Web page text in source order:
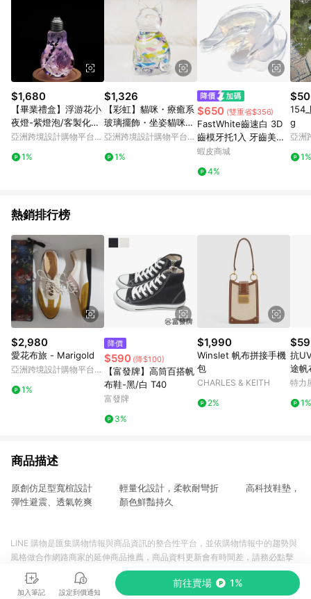
價券等虛擬貨幣折抵 4. 大宗採購或批發轉賣不具回饋資格： 如
有相關事證認定您為大宗採購、批發轉賣而非最終消費使用者，
相關認定以Yahoo購物中心之認定為準
$1,680
【畢業禮盒】浮游花小
夜燈-紫燈泡/客製化禮
盒/純手工台灣製
亞洲跨境設計購物平台
1%
$1,326
【彩虹】貓咪・療癒系
玻璃擺飾・坐姿貓咪・
貓咪擺飾
亞洲跨境設計購物平台
1%
$650 (雙重省$356)
FastWhite齒速白 3D
齒模牙托1入 牙齒美白
DIY自製齒模完全貼合
盒
蝦皮商城
4%
g
亞洲
1%
熱銷排行榜
$2,980
愛花布旅 - Marigold
亞洲跨境設計購物平台
1%
降價
$590 (降$100)
【富發牌】高筒百搭帆
布鞋-黑/白 T40
富發牌
3%
$1,990
Winslet 帆布拼接手機
包
CHARLES & KEITH
2%
抗
途
特力
1%
商品描述
原創仿足型寬楦設計 輕量化設計，柔軟耐彎折 高科技鞋墊，
彈性避震、透氣乾爽 顏色鮮豔持久
加入筆記 設定到價通知
前往賣場 1%
LINE 購物是匯集購物情報與商品資訊的整合性平台，並依購物情報中的趨勢與
風格做合作網路商家的延伸商品推薦，商品資料更新會有時間差，請務必點擊
商品至各合作網路商家，確認現售價與購物條件，一切資訊以合作廠商網頁為
準。